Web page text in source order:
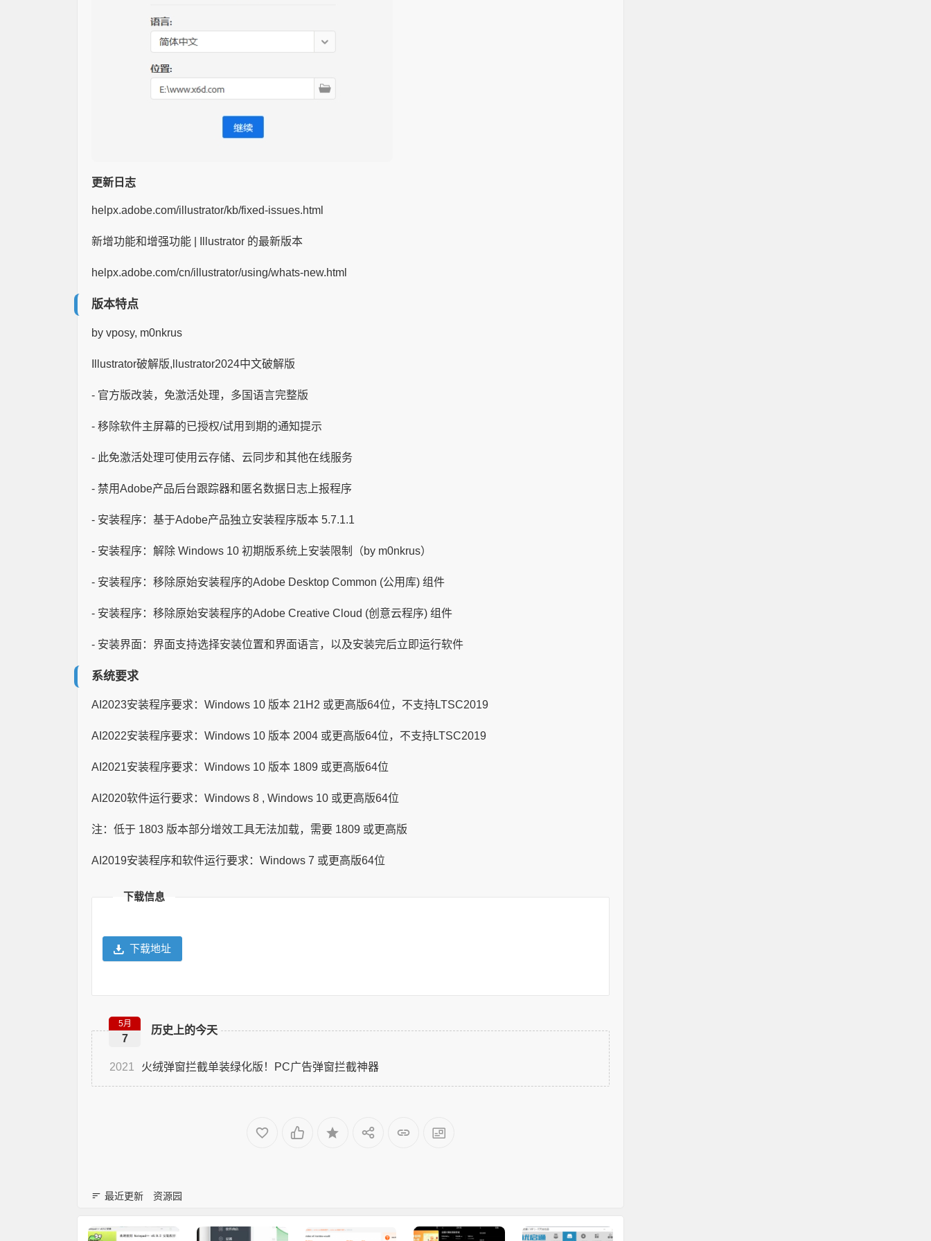
更新日志
helpx.adobe.com/illustrator/kb/fixed-issues.html
新增功能和增强功能 | Illustrator 的最新版本
helpx.adobe.com/cn/illustrator/using/whats-new.html
版本特点
by vposy, m0nkrus
Illustrator破解版,llustrator2024中文破解版
- 官方版改装，免激活处理，多国语言完整版
- 移除软件主屏幕的已授权/试用到期的通知提示
- 此免激活处理可使用云存储、云同步和其他在线服务
- 禁用Adobe产品后台跟踪器和匿名数据日志上报程序
- 安装程序：基于Adobe产品独立安装程序版本 5.7.1.1
- 安装程序：解除 Windows 10 初期版系统上安装限制（by m0nkrus）
- 安装程序：移除原始安装程序的Adobe Desktop Common (公用库) 组件
- 安装程序：移除原始安装程序的Adobe Creative Cloud (创意云程序) 组件
- 安装界面：界面支持选择安装位置和界面语言，以及安装完后立即运行软件
系统要求
AI2023安装程序要求：Windows 10 版本 21H2 或更高版64位，不支持LTSC2019
AI2022安装程序要求：Windows 10 版本 2004 或更高版64位，不支持LTSC2019
AI2021安装程序要求：Windows 10 版本 1809 或更高版64位
AI2020软件运行要求：Windows 8 , Windows 10 或更高版64位
注：低于 1803 版本部分增效工具无法加载，需要 1809 或更高版
AI2019安装程序和软件运行要求：Windows 7 或更高版64位
下载信息
下载地址
历史上的今天
5月
7
2021 火绒弹窗拦截单装绿化版！PC广告弹窗拦截神器
最近更新 资源园